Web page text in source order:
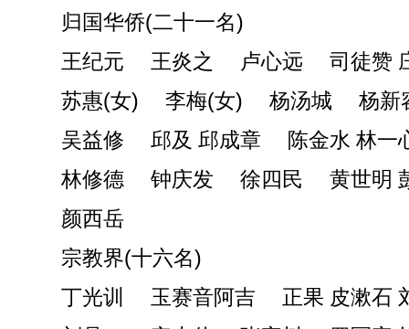
归国华侨(二十一名)
王纪元 王炎之 卢心远 司徒赞
苏惠(女) 李梅(女) 杨汤城 杨新
吴益修 邱及 邱成章 陈金水 林一
林修德 钟庆发 徐四民 黄世明
颜西岳
宗教界(十六名)
丁光训 玉赛音阿吉 正果 皮漱石